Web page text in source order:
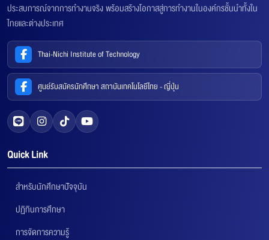
ประสบการณ์จากการทำงานจริง พร้อมสร้างโอกาสสู่การทำงานในองค์กรชั้นนำทั้งใน
ไทยและต่างประเทศ
Thai-Nichi Institute of Technology
ศูนย์รับสมัครนักศึกษา สถาบันเทคโนโลยีไทย - ญี่ปุ่น
Quick Link
สำหรับนักศึกษาปัจจุบัน
ปฏิทินการศึกษา
การจัดการความรู้